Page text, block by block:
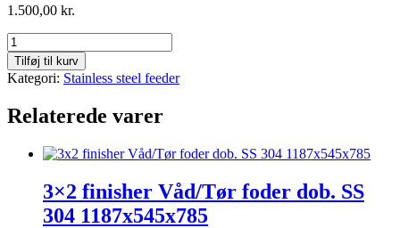
1.500,00 kr.
3x2
Weaner
Tørfoder
dob.
304
antal
Tilføj til kurv
Kategori: Stainless steel feeder
Relaterede varer
3×2 finisher Våd/Tør foder dob. SS
304 1187x545x785